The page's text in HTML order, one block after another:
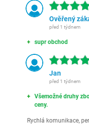
Ověřený
před 1 týdnem
supr obchod
Jan
před 1 týdnem
Všemožné druhy
ceny.
Rychlá komunikace,